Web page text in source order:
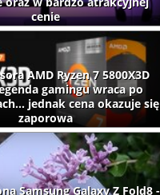
cenie
AMD Ryzen 7 5800X3D
gamingu wraca po
jednak cena okazuje się
zaporowa
Samsung Galaxy Z Fold8 -